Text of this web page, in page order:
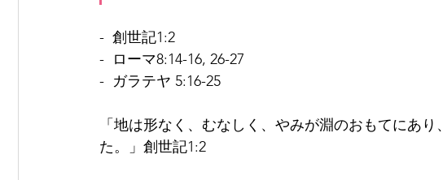
- 創世記1:2
- ローマ8:14-16, 26-27
- ガラテヤ 5:16-25
「地は形なく、むなしく、やみが淵のおもてにあ
た。」創世記1:2